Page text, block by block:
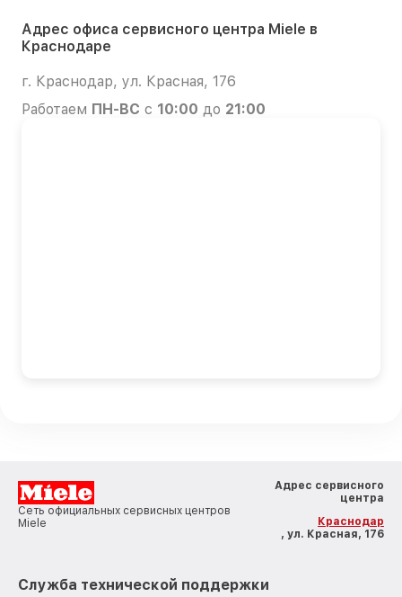
Адрес офиса сервисного центра Miele в
Краснодаре
г. Краснодар, ул. Красная, 176
Работаем ПН-ВС с 10:00 до 21:00
Сеть официальных сервисных центров
Miele
Адрес сервисного
центра
Краснодар
, ул. Красная, 176
Служба технической поддержки